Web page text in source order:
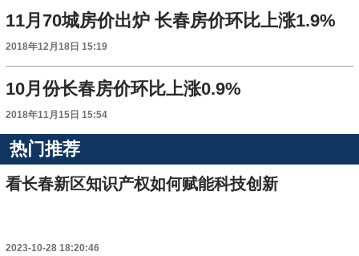
11月70城房价出炉 长春房价环比上涨1.9%
2018年12月18日 15:19
10月份长春房价环比上涨0.9%
2018年11月15日 15:54
热门推荐
看长春新区知识产权如何赋能科技创新
2023-10-28 18:20:46